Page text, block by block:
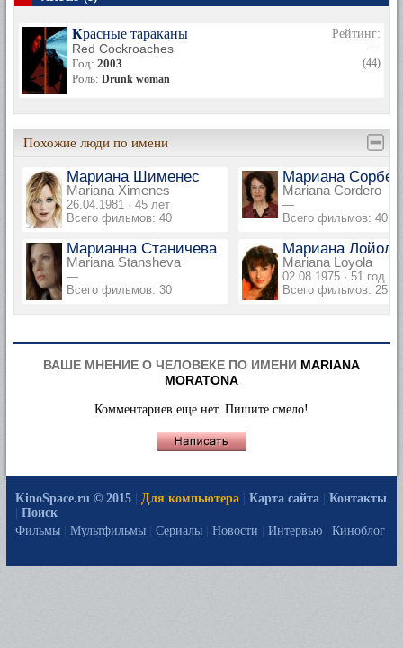
Красные тараканы
Red Cockroaches
Год: 2003
Роль: Drunk woman
Рейтинг:
—
(44)
Похожие люди по имени
Мариана Шименес
Mariana Ximenes
26.04.1981 · 45 лет
Всего фильмов: 40
Мариана
Mariana Cordero
—
Всего фильмов: 40
Марианна Станичева
Mariana Stansheva
—
Всего фильмов: 30
Мариана Лойола
Mariana Loyola
02.08.1975 · 51 год
Всего фильмов: 25
ВАШЕ МНЕНИЕ О ЧЕЛОВЕКЕ ПО ИМЕНИ MARIANA
MORATONA
Комментариев еще нет. Пишите смело!
KinoSpace.ru © 2015 Для компьютера Карта сайта
Контакты
Поиск
Фильмы
Мультфильмы Сериалы Новости Интервью Киноблог